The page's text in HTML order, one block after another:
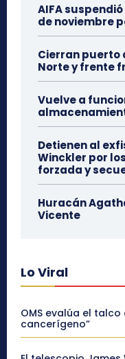
AIFA
de noviembre
Cierran puerto
Norte y frente
Vuelve a
Detienen al
Winckler por
forzada y
Huracán
Vicente
Lo Viral
OMS evalúa el
cancerígeno”